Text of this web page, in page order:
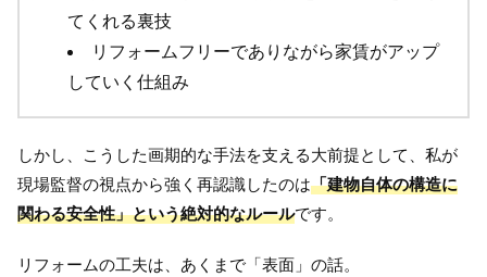
てくれる裏技
リフォームフリーでありながら家賃がアップ
していく仕組み
しかし、こうした画期的な手法を支える大前提として、私が
現場監督の視点から強く再認識したのは「建物自体の構造に
関わる安全性」という絶対的なルールです。
リフォームの工夫は、あくまで「表面」の話。